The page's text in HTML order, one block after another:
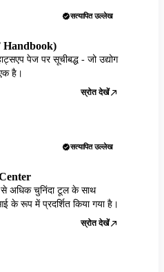
सत्यापित उल्लेख
Handbook)
पेज पर सूचीबद्ध - जो उद्योग
है।
स्रोत देखें
सत्यापित उल्लेख
अधिक चुनिंदा टूल के साथ
के रूप में प्रदर्शित किया गया है।
स्रोत देखें